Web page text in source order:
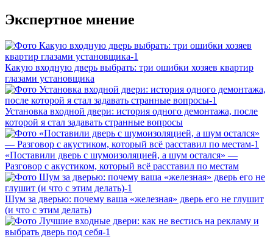
Экспертное мнение
Какую входную дверь выбрать: три ошибки хозяев квартир
глазами установщика
Установка входной двери: история одного демонтажа, после
которой я стал задавать странные вопросы
«Поставили дверь с шумоизоляцией, а шум остался» —
Разговор с акустиком, который всё расставил по местам
Шум за дверью: почему ваша «железная» дверь его не глушит
(и что с этим делать)